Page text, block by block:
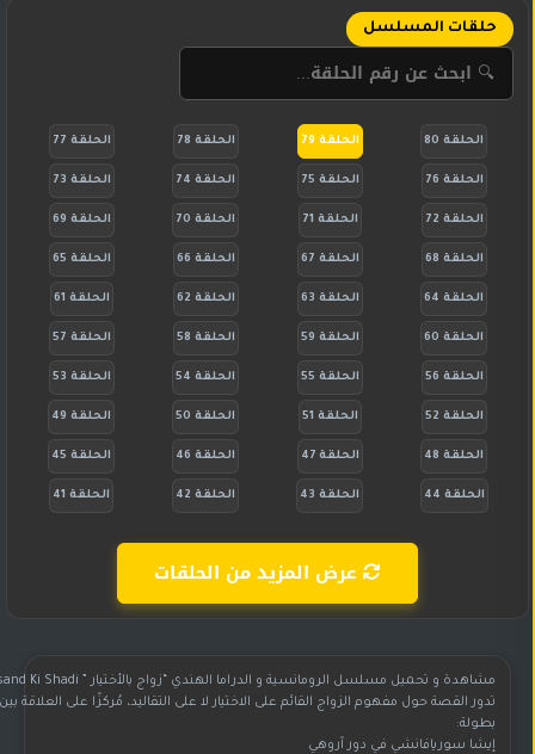
حلقات المسلسل
الحلقة 80 الحلقة 79 الحلقة 78 الحلقة 77
الحلقة 76 الحلقة 75 الحلقة 74 الحلقة 73
الحلقة 72 الحلقة 71 الحلقة 70 الحلقة 69
الحلقة 68 الحلقة 67 الحلقة 66 الحلقة 65
الحلقة 64 الحلقة 63 الحلقة 62 الحلقة 61
الحلقة 60 الحلقة 59 الحلقة 58 الحلقة 57
الحلقة 56 الحلقة 55 الحلقة 54 الحلقة 53
الحلقة 52 الحلقة 51 الحلقة 50 الحلقة 49
الحلقة 48 الحلقة 47 الحلقة 46 الحلقة 45
الحلقة 44 الحلقة 43 الحلقة 42 الحلقة 41
عرض المزيد من الحلقات
مشاهدة و تحميل مسلسل الرومانسية و الدراما الهندي “زواج بالأختيار ” Manpasand Ki Shadi مترجم بجودة HD 720p
تدور القصة حول مفهوم الزواج القائم على الاختيار لا على التقاليد، مُركزًا على العلاقة
بطولة:
إيشا سوريافانشي في دور آروهي